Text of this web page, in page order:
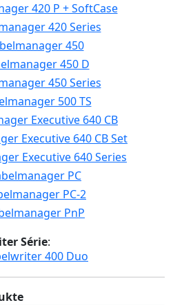
420 P + SoftCase
420 Series
450
450 D
450 Series
500 TS
Executive 640 CB
Executive 640 CB Set
Executive 640 Series
PC
PC-2
PnP
Série:
400 Duo